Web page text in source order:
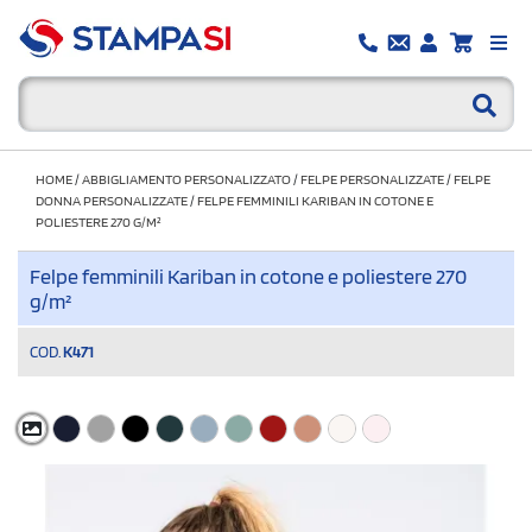
HOME/ABBIGLIAMENTO PERSONALIZZATO/FELPE PERSONALIZZATE/FELPE
DONNA PERSONALIZZATE/FELPE FEMMINILI KARIBAN IN COTONE E
POLIESTERE 270 G/M²
Felpe femminili Kariban in cotone e poliestere 270
g/m²
COD. K471